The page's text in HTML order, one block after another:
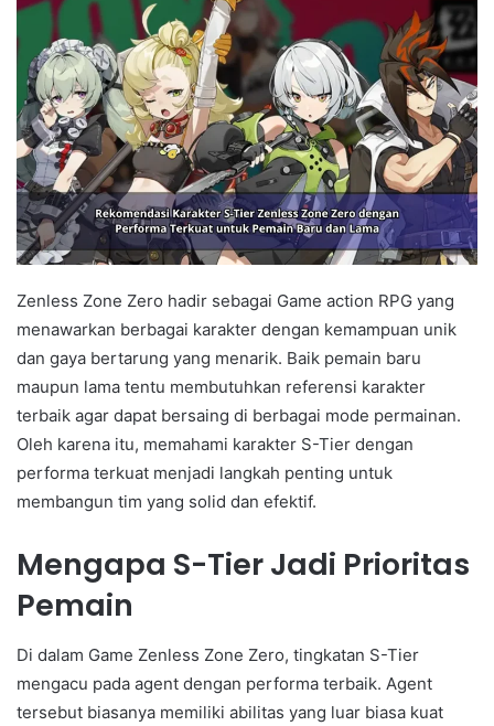
Zenless Zone Zero hadir sebagai Game action RPG yang
menawarkan berbagai karakter dengan kemampuan unik
dan gaya bertarung yang menarik. Baik pemain baru
maupun lama tentu membutuhkan referensi karakter
terbaik agar dapat bersaing di berbagai mode permainan.
Oleh karena itu, memahami karakter S-Tier dengan
performa terkuat menjadi langkah penting untuk
membangun tim yang solid dan efektif.
Mengapa S-Tier Jadi Prioritas
Pemain
Di dalam Game Zenless Zone Zero, tingkatan S-Tier
mengacu pada agent dengan performa terbaik. Agent
tersebut biasanya memiliki abilitas yang luar biasa kuat